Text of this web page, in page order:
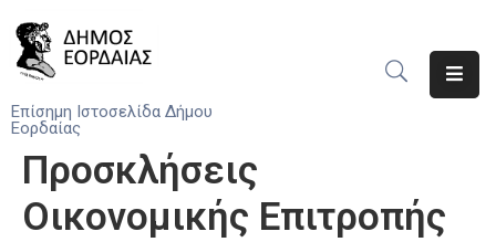
Επίσημη Ιστοσελίδα Δήμου
Εορδαίας
Δήμος
Νέα
Προσκλήσεις
Οικονομικής Επιτροπής